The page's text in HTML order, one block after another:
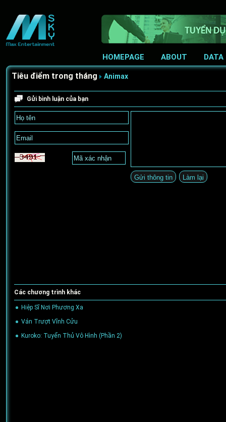
HOMEPAGE ABOUT DATA
Tiêu điểm trong tháng Animax
Gửi bình luận của bạn
Các chương trình khác
Hiệp Sĩ Nơi Phương Xa
Ván Trượt Vĩnh Cửu
Kuroko: Tuyển Thủ Vô Hình (Phần 2)